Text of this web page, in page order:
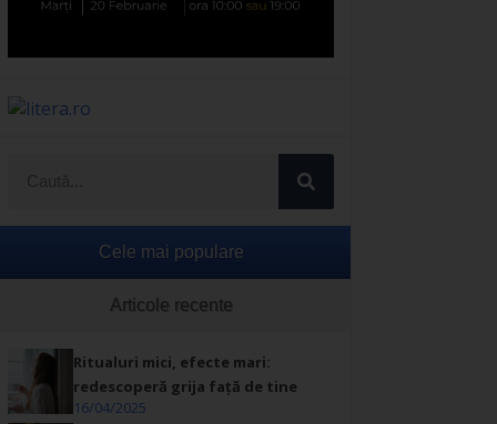
Cele mai populare
Articole recente
Ritualuri mici, efecte mari:
redescoperă grija față de tine
16/04/2025